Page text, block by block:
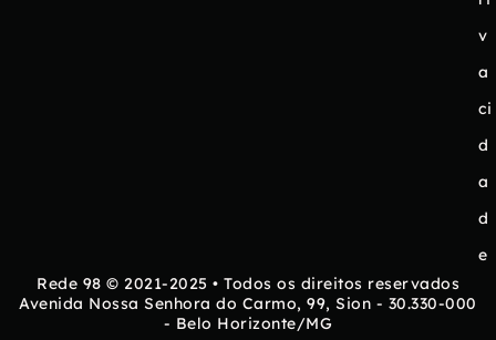
v
a
ci
d
a
d
e
Rede 98 © 2021-2025 • Todos os direitos reservados
Avenida Nossa Senhora do Carmo, 99, Sion - 30.330-000
- Belo Horizonte/MG